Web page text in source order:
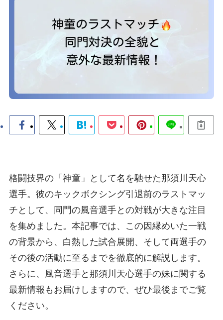
格闘技界の「神童」として名を馳せた那須川天心
選手。彼のキックボクシング引退前のラストマッ
チとして、同門の風音選手との対戦が大きな注目
を集めました。本記事では、この因縁めいた一戦
の背景から、白熱した試合展開、そして両選手の
その後の活動に至るまでを徹底的に解説します。
さらに、風音選手と那須川天心選手の妹に関する
最新情報もお届けしますので、ぜひ最後までご覧
ください。